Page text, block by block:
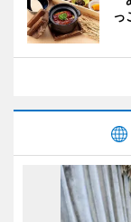
っ